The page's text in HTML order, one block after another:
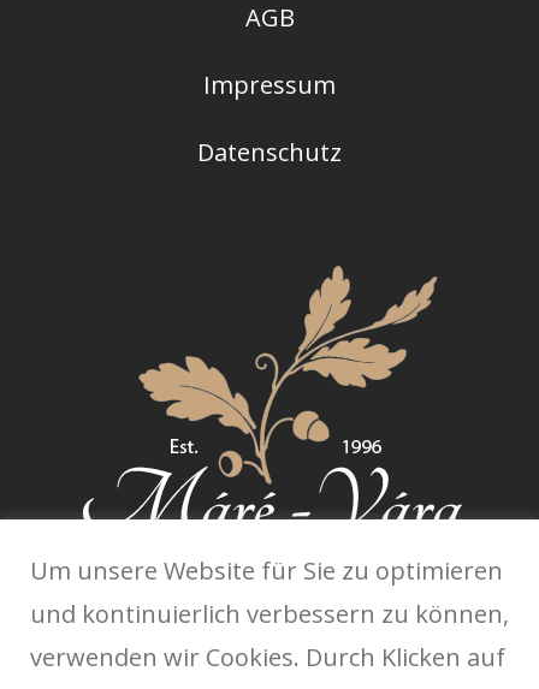
AGB
Impressum
Datenschutz
Twitter
Um unsere Website für Sie zu optimieren
und kontinuierlich verbessern zu können,
verwenden wir Cookies. Durch Klicken auf